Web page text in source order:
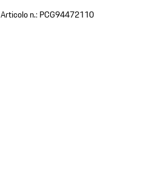
Articolo n.:PCG94472110